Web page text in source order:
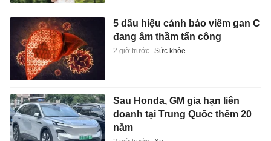
5 dấu hiệu cảnh báo viêm gan C
đang âm thầm tấn công
2 giờ trước Sức khỏe
Sau Honda, GM gia hạn liên
doanh tại Trung Quốc thêm 20
năm